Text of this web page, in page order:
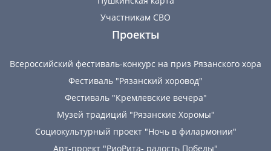
Участникам СВО
Проекты
Всероссийский фестиваль-конкурс на приз Рязанского хора
Фестиваль "Рязанский хоровод"
Фестиваль "Кремлевские вечера"
Музей традиций "Рязанские Хоромы"
Социокультурный проект "Ночь в филармонии"
Арт-проект "РиоРита- радость Победы"